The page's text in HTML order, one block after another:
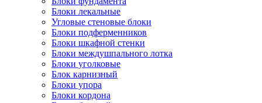
Блоки лекальные
Угловые стеновые блоки
Блоки подферменников
Блоки шкафной стенки
Блоки междушпального лотка
Блоки уголковые
Блок карнизный
Блоки упора
Блоки кордона